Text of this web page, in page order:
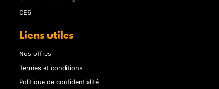
CE6
Liens utiles
Nos offres
Termes et conditions
Politique de confidentialité